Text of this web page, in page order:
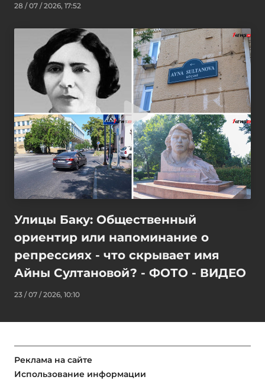
28 / 07 / 2026, 17:52
Улицы Баку: Общественный
ориентир или напоминание о
репрессиях - что скрывает имя
Айны Султановой? - ФОТО - ВИДЕО
23 / 07 / 2026, 10:10
Реклама на сайте
Использование информации